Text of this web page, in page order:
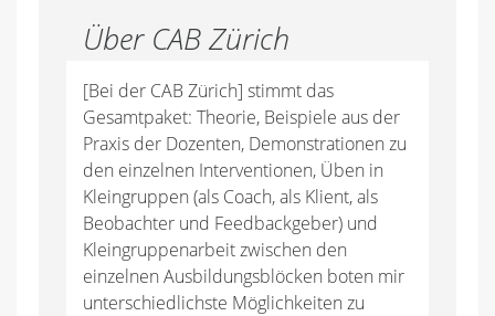
Über CAB Zürich
[Bei der CAB Zürich] stimmt das
Gesamtpaket: Theorie, Beispiele aus der
Praxis der Dozenten, Demonstrationen zu
den einzelnen Interventionen, Üben in
Kleingruppen (als Coach, als Klient, als
Beobachter und Feedbackgeber) und
Kleingruppenarbeit zwischen den
einzelnen Ausbildungsblöcken boten mir
unterschiedlichste Möglichkeiten zu